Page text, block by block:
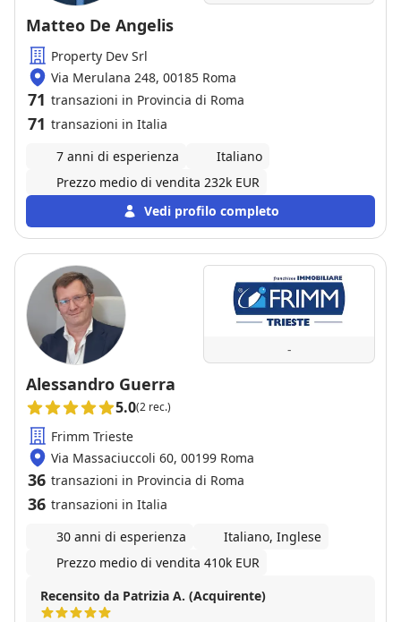
Matteo De Angelis
Property Dev Srl
Via Merulana 248, 00185 Roma
71 transazioni in Provincia di Roma
71 transazioni in Italia
7 anni di esperienza
Italiano
Prezzo medio di vendita 232k EUR
Vedi profilo completo
-
Alessandro Guerra
5.0(2 rec.)
Frimm Trieste
Via Massaciuccoli 60, 00199 Roma
36 transazioni in Provincia di Roma
36 transazioni in Italia
30 anni di esperienza
Italiano, Inglese
Prezzo medio di vendita 410k EUR
Recensito da Patrizia A. (Acquirente)